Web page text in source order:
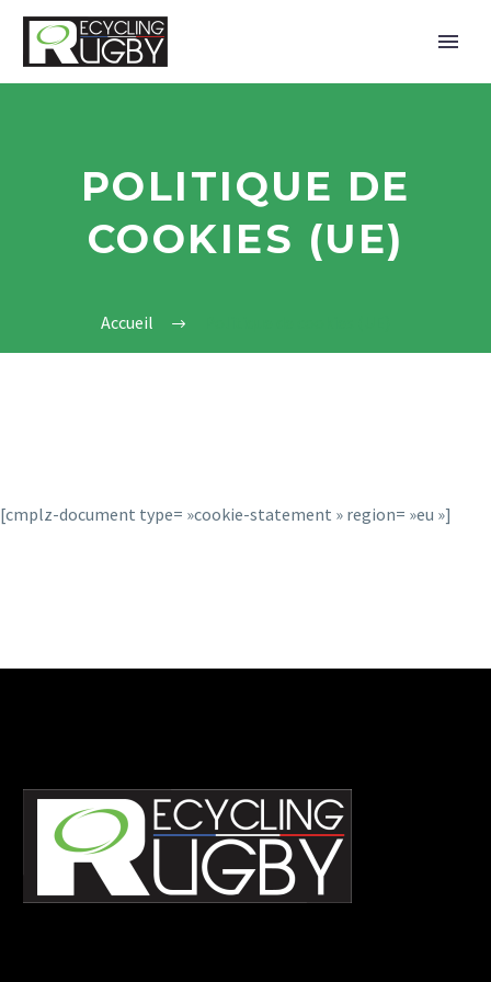
POLITIQUE DE
COOKIES (UE)
Accueil
[cmplz-document type= »cookie-statement » region= »eu »]